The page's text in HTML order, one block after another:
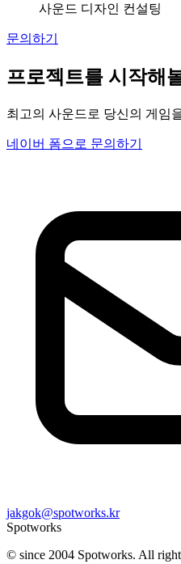
사운드 디자인 컨설팅
문의하기
프로젝트를 시작해
최고의 사운드로 당신의 게임
네이버 폼으로 문의하기
jakgok@spotworks.kr
Spotworks
© since 2004 Spotworks. All